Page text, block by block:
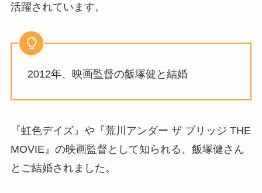
活躍されています。
2012年、映画監督の飯塚健と結婚
『虹色デイズ』や『荒川アンダー ザ ブリッジ THE
MOVIE』の映画監督として知られる、飯塚健さん
とご結婚されました。